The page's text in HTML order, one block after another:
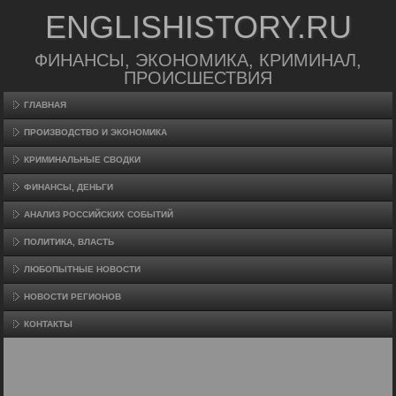
ENGLISHISTORY.RU
ФИНАНСЫ, ЭКОНОМИКА, КРИМИНАЛ,
ПРОИСШЕСТВИЯ
ГЛАВНАЯ
ПРОИЗВΟДСТВО И ЭКОНОМИКА
КРИМИНАЛЬНЫЕ СВОДКИ
ФИНАНСЫ, ДЕНЬГИ
АНАЛИЗ РОССИЙСКИХ СОБЫТИЙ
ПОЛИТИКА, ВЛАСТЬ
ЛЮБОПЫТНЫЕ НОВОСТИ
НОВОСТИ РЕГИОНОВ
КОНТАКТЫ